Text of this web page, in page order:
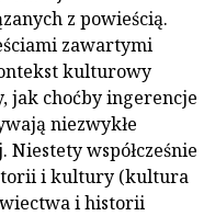
z powieścią.
zawartymi
kulturowy
jak choćby ingerencje
niezwykłe
współcześnie
i kultury (kultura
i historii